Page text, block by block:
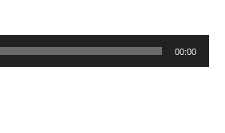
00:00